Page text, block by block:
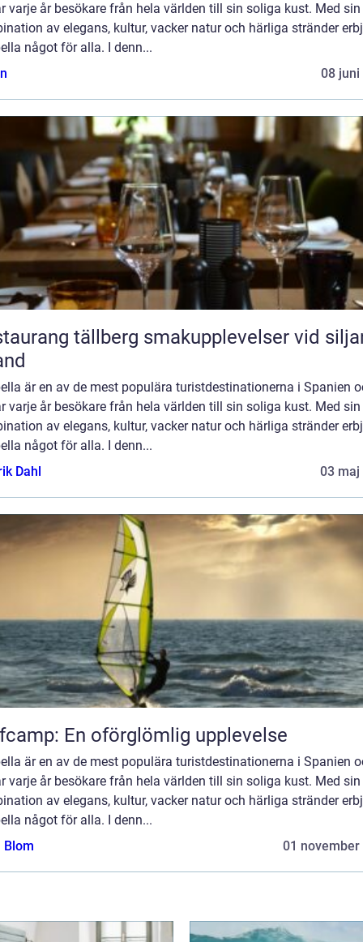
varje år besökare från hela världen till sin soliga kust. Med sin
av elegans, kultur, vacker natur och härliga stränder
något för alla. I denn...
08 juni
tällberg smakupplevelser vid siljans
är en av de mest populära turistdestinationerna i Spanien
varje år besökare från hela världen till sin soliga kust. Med sin
av elegans, kultur, vacker natur och härliga stränder
något för alla. I denn...
Dahl
03 maj
En oförglömlig upplevelse
är en av de mest populära turistdestinationerna i Spanien
varje år besökare från hela världen till sin soliga kust. Med sin
av elegans, kultur, vacker natur och härliga stränder
något för alla. I denn...
Blom
01 november